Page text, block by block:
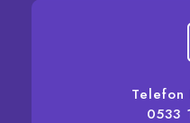
Telefon
0533